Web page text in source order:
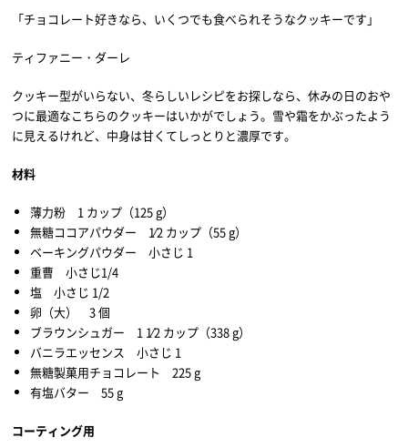
「チョコレート好きなら、いくつでも食べられそうなクッキーです」
ティファニー・ダーレ
クッキー型がいらない、冬らしいレシピをお探しなら、休みの日のおや
つに最適なこちらのクッキーはいかがでしょう。雪や霜をかぶったよう
に見えるけれど、中身は甘くてしっとりと濃厚です。
材料
薄力粉 1 カップ（125 g）
無糖ココアパウダー 1⁄2 カップ（55 g）
ベーキングパウダー 小さじ 1
重曹 小さじ1/4
塩 小さじ 1/2
卵（大） 3 個
ブラウンシュガー 1 1⁄2 カップ（338 g）
バニラエッセンス 小さじ 1
無糖製菓用チョコレート 225 g
有塩バター 55 g
コーティング用